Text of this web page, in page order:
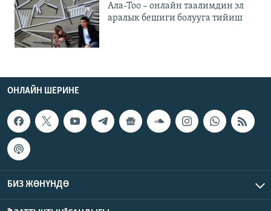
Ала-Тоо – онлайн таалимдин эл
аралык бешиги болууга тийиш
ОНЛАЙН ШЕРИНЕ
БИЗ ЖӨНҮНДӨ